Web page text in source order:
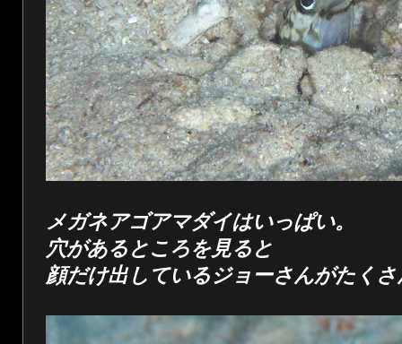
メガネアゴアマダイはいっぱい。
穴があるところを見ると
顔だけ出しているジョーさんがたく